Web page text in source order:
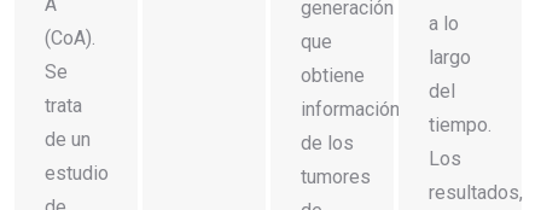
(CoA).
Se
trata
de un
estudio
generación
que
obtiene
información
de los
tumores
a lo
largo
del
tiempo.
Los
resultados,